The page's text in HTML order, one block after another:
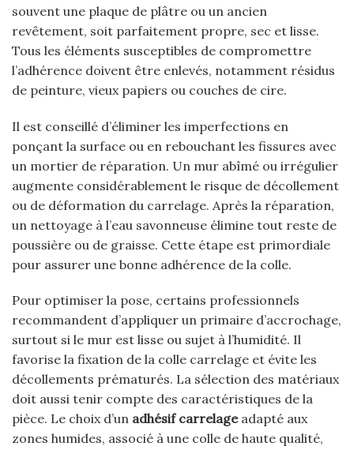
souvent une plaque de plâtre ou un ancien
revêtement, soit parfaitement propre, sec et lisse.
Tous les éléments susceptibles de compromettre
l’adhérence doivent être enlevés, notamment résidus
de peinture, vieux papiers ou couches de cire.
Il est conseillé d’éliminer les imperfections en
ponçant la surface ou en rebouchant les fissures avec
un mortier de réparation. Un mur abîmé ou irrégulier
augmente considérablement le risque de décollement
ou de déformation du carrelage. Après la réparation,
un nettoyage à l’eau savonneuse élimine tout reste de
poussière ou de graisse. Cette étape est primordiale
pour assurer une bonne adhérence de la colle.
Pour optimiser la pose, certains professionnels
recommandent d’appliquer un primaire d’accrochage,
surtout si le mur est lisse ou sujet à l’humidité. Il
favorise la fixation de la colle carrelage et évite les
décollements prématurés. La sélection des matériaux
doit aussi tenir compte des caractéristiques de la
pièce. Le choix d’un adhésif carrelageadapté aux
zones humides, associé à une colle de haute qualité,